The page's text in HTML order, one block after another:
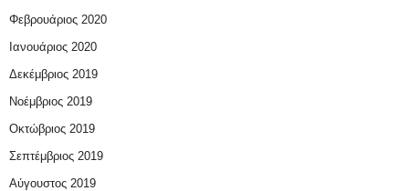
Φεβρουάριος 2020
Ιανουάριος 2020
Δεκέμβριος 2019
Νοέμβριος 2019
Οκτώβριος 2019
Σεπτέμβριος 2019
Αύγουστος 2019